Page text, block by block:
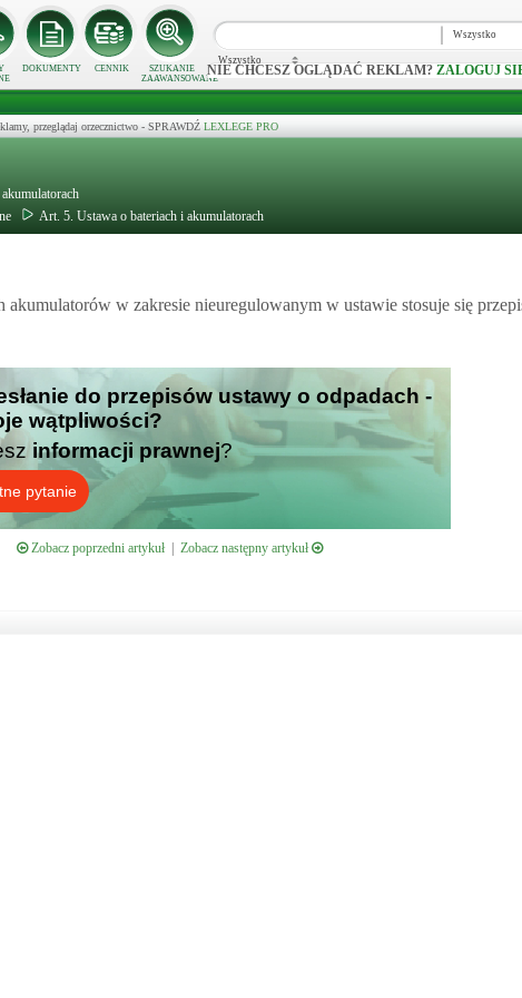
DOKUMENTY CENNIK
SZUKANIE
ZAAWANSOWANE
Wszystko
Wszystko
NIE CHCESZ OGLĄDAĆ REKLAM? ZALOGUJ
przeglądaj orzecznictwo - SPRAWDŹ LEXLEGE PRO
Art. 5. Ustawa o bateriach i akumulatorach
w zakresie nieuregulowanym w ustawie stosuje się
do przepisów ustawy o odpadach -
wątpliwości?
informacji prawnej?
pytanie
Zobacz poprzedni artykuł| Zobacz następny artykuł